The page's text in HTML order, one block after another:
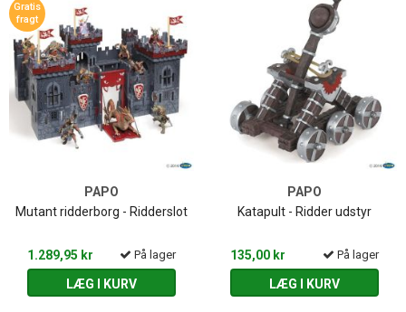
Gratis
fragt
PAPO
Mutant ridderborg - Ridderslot
1.289,95 kr På lager
LÆG I KURV
PAPO
Katapult - Ridder udstyr
135,00 kr På lager
LÆG I KURV